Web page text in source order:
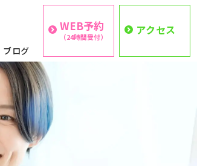
ブログ
WEB予約
（24時間受付） アクセス